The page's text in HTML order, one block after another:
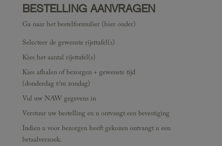
BESTELLING AANVRAGEN
Ga naar het bestelformulier (hier onder)
Selecteer de gewenste rijsttafel(s)
Kies het aantal rijsttafel(s)
Kies afhalen of bezorgen + gewenste tijd
(donderdag t/m zondag)
Vul uw NAW gegevens in
Verstuur uw bestelling en u ontvangt een bevestiging
Indien u voor bezorgen heeft gekozen ontvangt u een
betaalverzoek.